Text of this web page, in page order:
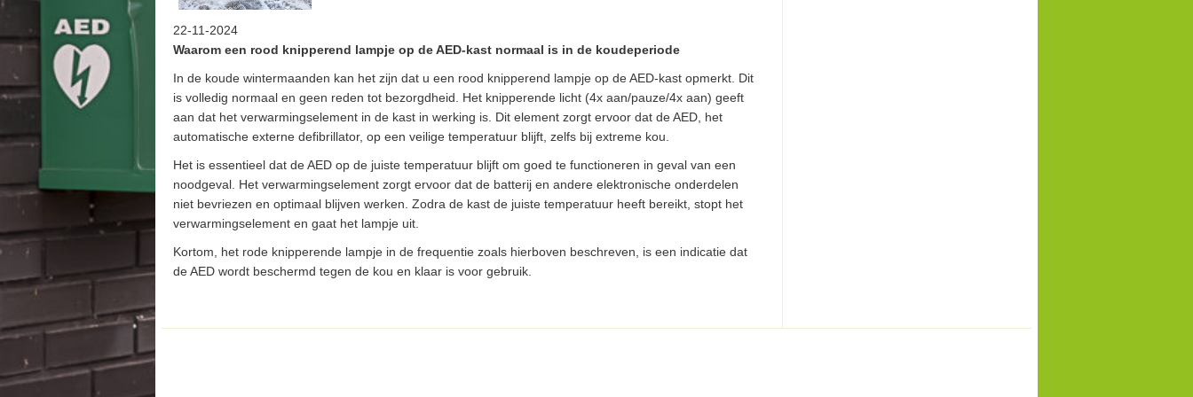
22-11-2024
Waarom een rood knipperend lampje op de AED-kast normaal is in de koudeperiode
In de koude wintermaanden kan het zijn dat u een rood knipperend lampje op de AED-kast opmerkt. Dit
is volledig normaal en geen reden tot bezorgdheid. Het knipperende licht (4x aan/pauze/4x aan) geeft
aan dat het verwarmingselement in de kast in werking is. Dit element zorgt ervoor dat de AED, het
automatische externe defibrillator, op een veilige temperatuur blijft, zelfs bij extreme kou.
Het is essentieel dat de AED op de juiste temperatuur blijft om goed te functioneren in geval van een
noodgeval. Het verwarmingselement zorgt ervoor dat de batterij en andere elektronische onderdelen
niet bevriezen en optimaal blijven werken. Zodra de kast de juiste temperatuur heeft bereikt, stopt het
verwarmingselement en gaat het lampje uit.
Kortom, het rode knipperende lampje in de frequentie zoals hierboven beschreven, is een indicatie dat
de AED wordt beschermd tegen de kou en klaar is voor gebruik.